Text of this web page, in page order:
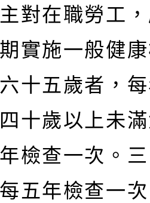
對在職勞工
實施一般健
十五歲者，
十歲以上未
檢查一次。
五年檢查一